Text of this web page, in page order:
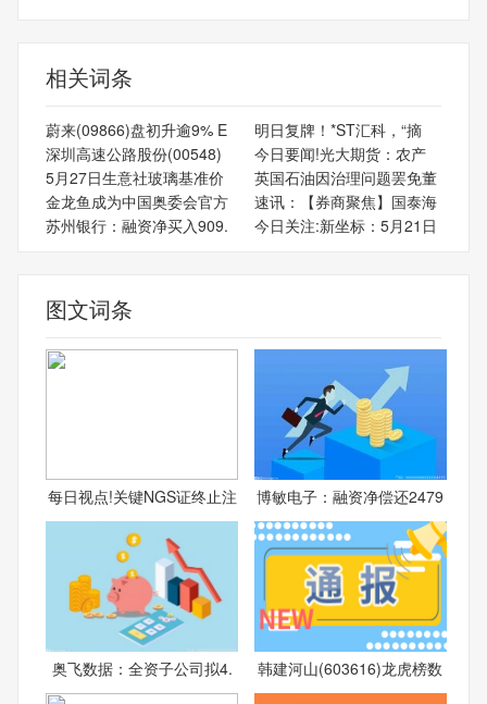
相关词条
蔚来(09866)盘初升逾9% E
明日复牌！*ST汇科，“摘
深圳高速公路股份(00548)
今日要闻!光大期货：农产
5月27日生意社玻璃基准价
英国石油因治理问题罢免董
金龙鱼成为中国奥委会官方
速讯：【券商聚焦】国泰海
苏州银行：融资净买入909.
今日关注:新坐标：5月21日
图文词条
每日视点!关键NGS证终止注 博敏电子：融资净偿还2479
奥飞数据：全资子公司拟4. 韩建河山(603616)龙虎榜数